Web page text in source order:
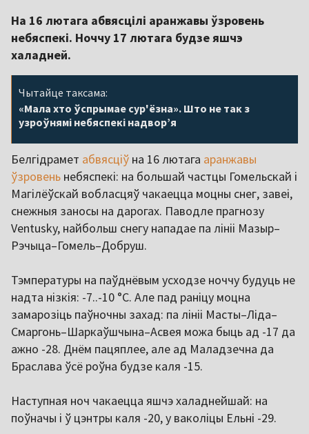
На 16 лютага абвясцілі аранжавы ўзровень
небяспекі. Ноччу 17 лютага будзе яшчэ
халадней.
Чытайце таксама:
«Мала хто ўспрымае сур'ёзна». Што не так з
узроўнямі небяспекі надворʼя
Белгідрамет абвясціў на 16 лютага аранжавы
ўзровень небяспекі: на большай частцы Гомельскай і
Магілёўскай вобласцяў чакаецца моцны снег, завеі,
снежныя заносы на дарогах. Паводле прагнозу
Ventusky, найбольш снегу нападае па лініі Мазыр–
Рэчыца–Гомель–Добруш.
Тэмпературы на паўднёвым усходзе ноччу будуць не
надта нізкія: -7..-10 °С. Але пад раніцу моцна
замарозіць паўночны захад: па лініі Масты–Ліда–
Смаргонь–Шаркаўшчына–Асвея можа быць ад -17 да
ажно -28. Днём пацяплее, але ад Маладзечна да
Браслава ўсё роўна будзе каля -15.
Наступная ноч чакаецца яшчэ халаднейшай: на
поўначы і ў цэнтры каля -20, у ваколіцы Ельні -29.